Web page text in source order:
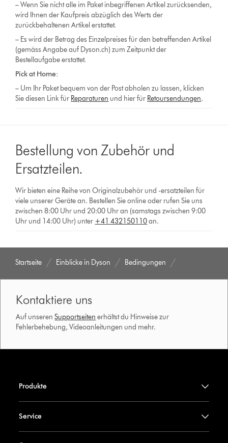
– Wenn Sie nicht alle im Paket inbegriffenen Artikel zurücksenden,
wird Ihnen der Kaufpreis abzüglich des Werts der
zurückbehaltenen Artikel erstattet.
– Es wird der Betrag des Einzelpreises für den betreffenden Artikel
(gemäss Angabe auf Dyson.ch) zum Zeitpunkt der
Bestellaufgabe erstattet.
Pick at Home:
– Um Ihr Paket bequem von der Post abholen zu lassen, klicken
Sie diesen Link für Reparaturen und hier für Retoursendungen.
Bestellung von Zubehör und
Ersatzteilen.
Wir bieten eine Reihe von Originalzubehör und -ersatzteilen für
viele unserer Geräte an. Bestellen Sie online oder rufen Sie uns
zwischen 8:00 Uhr und 20:00 Uhr an (samstags zwischen 9:00
Uhr und 14:00 Uhr) unter +41 432150110an.
Startseite Einblicke in Dyson Bedingungen
Kontaktiere uns
Auf unserenSupportseiten erhältst du Hinweise zur
Fehlerbehebung, Videoanleitungen und mehr.
Produkte
Service